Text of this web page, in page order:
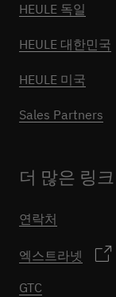
HEULE 독일
HEULE 대한민국
HEULE 미국
Sales Partners
더 많은 링크
연락처
엑스트라넷
GTC